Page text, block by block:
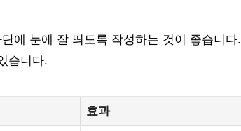
에 눈에 잘 띄도록 작성하는 것이 좋습니다.
습니다.
효과